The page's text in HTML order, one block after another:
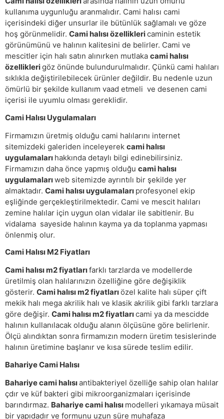
kullanıma uygunluğu aranmalıdır. Cami halısı cami
içerisindeki diğer unsurlar ile bütünlük sağlamalı ve göze
hoş görünmelidir. Cami halısı özelliklericaminin estetik
görünümünü ve halının kalitesini de belirler. Cami ve
mescitler için halı satın alınırken mutlaka cami halısı
özelliklerigöz önünde bulundurulmalıdır. Çünkü cami halıları
sıklıkla değiştirilebilecek ürünler değildir. Bu nedenle uzun
ömürlü bir şekilde kullanım vaad etmeli ve desenen cami
içerisi ile uyumlu olması gereklidir.
Cami Halısı Uygulamaları
Firmamızın üretmiş olduğu cami halılarını internet
sitemizdeki galeriden inceleyerek cami halısı
uygulamaları hakkında detaylı bilgi edinebilirsiniz.
Firmamızın daha önce yapmış olduğu cami halısı
uygulamalarıweb sitemizde ayrıntılı bir şekilde yer
almaktadır. Cami halısı uygulamaları profesyonel ekip
eşliğinde gerçekleştirilmektedir. Cami ve mescit halıları
zemine halılar için uygun olan vidalar ile sabitlenir. Bu
vidalama sayeside halının kayma ya da toplanma yapması
önlenmiş olur.
Cami Halısı M2 Fiyatları
Cami halısı m2 fiyatlarıfarklı tarzlarda ve modellerde
üretilmiş olan halılarınızın özelliğine göre değişiklik
gösterir. Cami halısı m2 fiyatlarıözel kalite halı süper çift
mekik halı mega akrilik halı ve klasik akrilik gibi farklı tarzlara
göre değişir. Cami halısı m2 fiyatlarıcami ya da mescidde
halının kullanılacak olduğu alanın ölçüsüne göre belirlenir.
Ölçü alındıktan sonra firmamızın modern üretim tesislerinde
halının üretimine başlanır ve kısa sürede teslim edilir.
Bahariye Cami Halısı
Bahariye cami halısıantibakteriyel özelliğe sahip olan halılar
çdır ve küf bakteri gibi mikroorganizmaları içerisinde
barındırmaz. Bahariye cami halısı modelleri yıkamaya müsait
bir yapıdadır ve formunu uzun süre muhafaza